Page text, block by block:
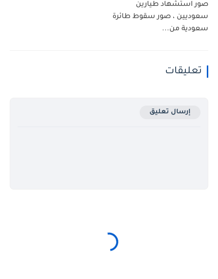
صور استشهاد طيارين
سعوديين ، صور سقوط طائرة
سعودية من...
تعليقات
إرسال تعليق